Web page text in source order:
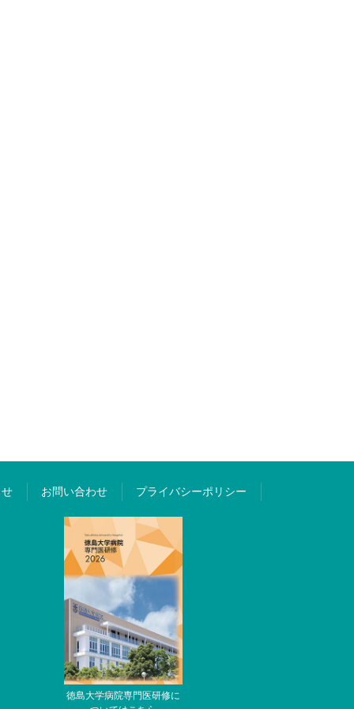
お問い合わせ プライバシーポリシー